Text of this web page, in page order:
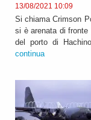
13/08/2021 10:09
Si chiama Crimson
si è arenata di fronte
del porto di
continua